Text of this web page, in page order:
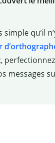
qu’il
,
messages